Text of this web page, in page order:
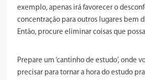
exemplo, apenas irá favorecer o
concentração para outros lugares bem
Então, procure eliminar coisas que
Prepare um ‘cantinho de estudo’, onde
precisar para tornar a hora do estudo